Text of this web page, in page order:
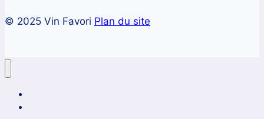
© 2025 Vin Favori Plan du site